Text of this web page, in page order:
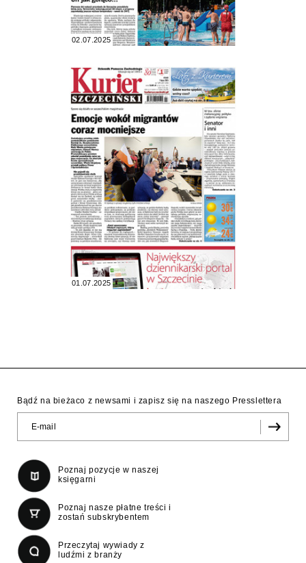
02.07.2025
01.07.2025
Bądź na bieżaco z newsami i zapisz się na naszego Presslettera
Poznaj pozycje w naszej
księgarni
Poznaj nasze płatne treści i
zostań subskrybentem
Przeczytaj wywiady z
ludźmi z branży